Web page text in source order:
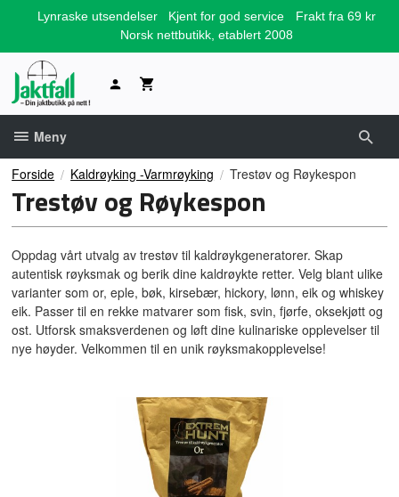
Lynraske utsendelser Kjent for god service
Frakt fra 69 kr
Norsk nettbutikk, etablert 2008
Meny
Forside Kaldrøyking -Varmrøyking Trestøv og Røykespon
Trestøv og Røykespon
Oppdag vårt utvalg av trestøv til kaldrøykgeneratorer. Skap
autentisk røyksmak og berik dine kaldrøykte retter. Velg blant ulike
varianter som or, eple, bøk, kirsebær, hickory, lønn, eik og whiskey
eik. Passer til en rekke matvarer som fisk, svin, fjørfe, oksekjøtt og
ost. Utforsk smaksverdenen og løft dine kulinariske opplevelser til
nye høyder. Velkommen til en unik røyksmakopplevelse!